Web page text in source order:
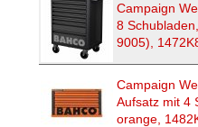
Campaign
8
9005),
Campaign
Aufsatz mit 4
orange,